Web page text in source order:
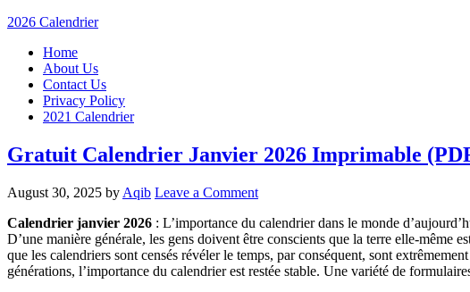
2026 Calendrier
Home
About Us
Contact Us
Privacy Policy
2021 Calendrier
Gratuit Calendrier Janvier 2026 Imprimable
August 30, 2025 by Aqib Leave a Comment
Calendrier janvier 2026 : L’importance du calendrier dans le monde
D’une manière générale, les gens doivent être conscients que la terre elle-même
que les calendriers sont censés révéler le temps, par conséquent, sont
générations, l’importance du calendrier est restée stable. Une variété de